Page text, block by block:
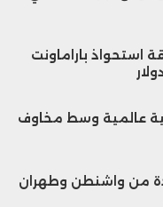
استحواذ باراماونت
عالمية وسط مخاوف
من واشنطن وطهران